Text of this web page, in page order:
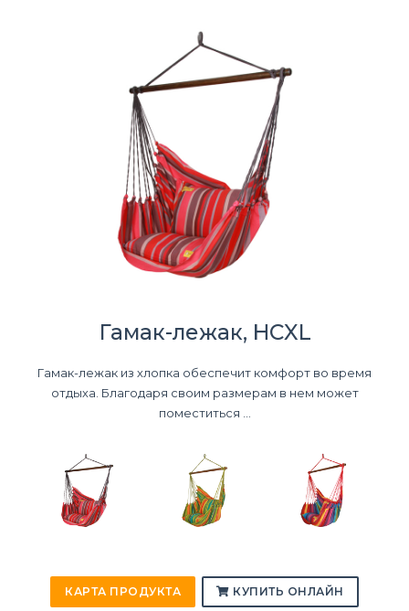
Гамак-лежак, HCXL
Гамак-лежак из хлопка обеспечит комфорт во время
отдыха. Благодаря своим размерам в нем может
поместиться ...
КАРТА ПРОДУКТА КУПИТЬ ОНЛАЙН